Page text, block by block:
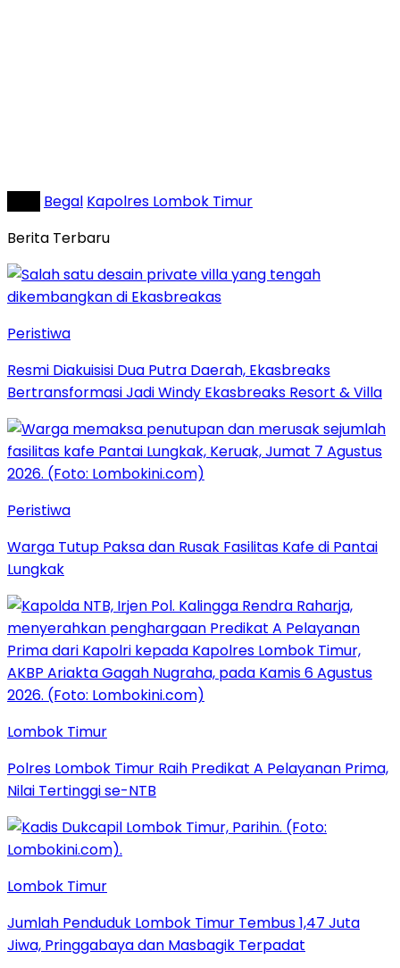
Begal Kapolres Lombok Timur
Berita Terbaru
Peristiwa
Resmi Diakuisisi Dua Putra Daerah, Ekasbreaks
Bertransformasi Jadi Windy Ekasbreaks Resort & Villa
Peristiwa
Warga Tutup Paksa dan Rusak Fasilitas Kafe di Pantai
Lungkak
Lombok Timur
Polres Lombok Timur Raih Predikat A Pelayanan Prima,
Nilai Tertinggi se-NTB
Lombok Timur
Jumlah Penduduk Lombok Timur Tembus 1,47 Juta
Jiwa, Pringgabaya dan Masbagik Terpadat